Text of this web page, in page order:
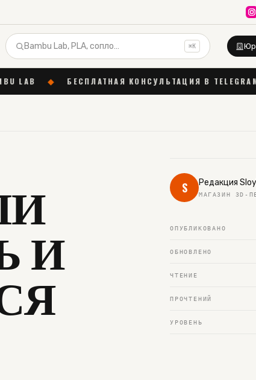
⌘K
КОНСУЛЬТАЦИЯ В TELEGRAM ◆
И
S Редакция
МАГАЗИН 3D-
ОПУБЛИКОВАНО
ОБНОВЛЕНО
ЧТЕНИЕ
ПРОЧТЕНИЙ
УРОВЕНЬ